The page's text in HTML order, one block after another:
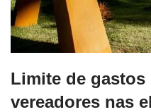
Limite de gastos
vereadores nas